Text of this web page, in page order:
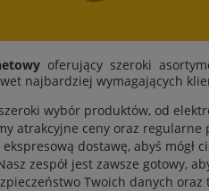
oferujący szeroki
najbardziej wymagających
wybór produktów, od
atrakcyjne ceny oraz regularne
dostawę, abyś mógł
zespół jest zawsze gotowy,
Twoich danych